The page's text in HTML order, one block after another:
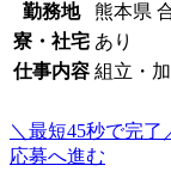
勤務地
熊本県
寮・社宅 あり
仕事内容 組立・
＼最短45秒で完了
応募へ進む